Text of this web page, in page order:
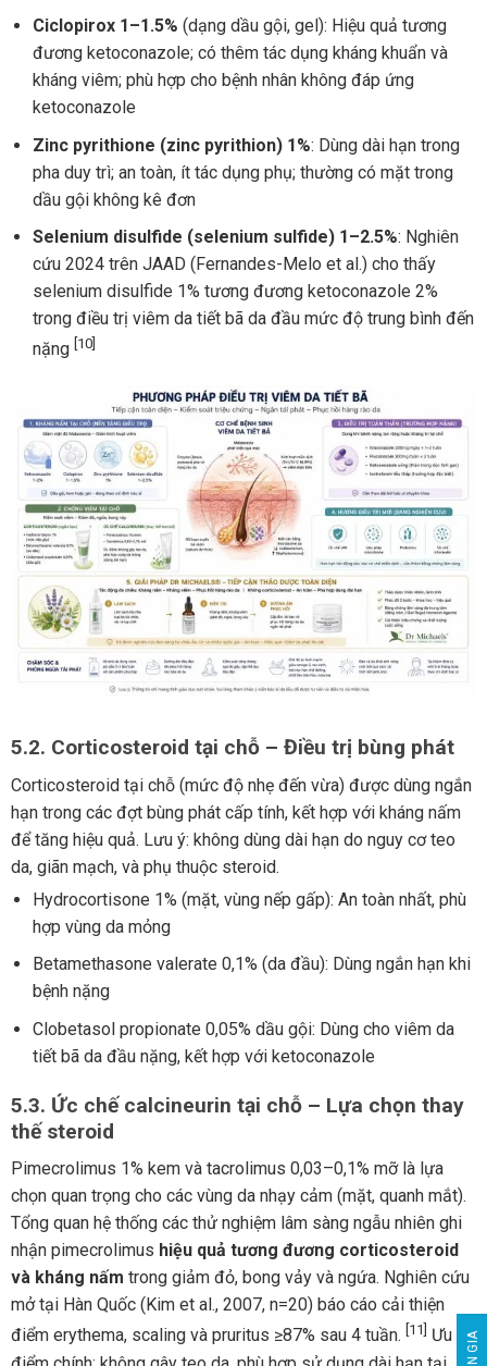
Ciclopirox 1–1.5% (dạng dầu gội, gel): Hiệu quả tương
đương ketoconazole; có thêm tác dụng kháng khuẩn và
kháng viêm; phù hợp cho bệnh nhân không đáp ứng
ketoconazole
Zinc pyrithione (zinc pyrithion) 1%: Dùng dài hạn trong
pha duy trì; an toàn, ít tác dụng phụ; thường có mặt trong
dầu gội không kê đơn
Selenium disulfide (selenium sulfide) 1–2.5%: Nghiên
cứu 2024 trên JAAD (Fernandes-Melo et al.) cho thấy
selenium disulfide 1% tương đương ketoconazole 2%
trong điều trị viêm da tiết bã da đầu mức độ trung bình đến
nặng [10]
5.2. Corticosteroid tại chỗ – Điều trị bùng phát
Corticosteroid tại chỗ (mức độ nhẹ đến vừa) được dùng ngắn
hạn trong các đợt bùng phát cấp tính, kết hợp với kháng nấm
để tăng hiệu quả. Lưu ý: không dùng dài hạn do nguy cơ teo
da, giãn mạch, và phụ thuộc steroid.
Hydrocortisone 1% (mặt, vùng nếp gấp): An toàn nhất, phù
hợp vùng da mỏng
Betamethasone valerate 0,1% (da đầu): Dùng ngắn hạn khi
bệnh nặng
Clobetasol propionate 0,05% dầu gội: Dùng cho viêm da
tiết bã da đầu nặng, kết hợp với ketoconazole
5.3. Ức chế calcineurin tại chỗ – Lựa chọn thay
thế steroid
Pimecrolimus 1% kem và tacrolimus 0,03–0,1% mỡ là lựa
chọn quan trọng cho các vùng da nhạy cảm (mặt, quanh mắt).
Tổng quan hệ thống các thử nghiệm lâm sàng ngẫu nhiên ghi
nhận pimecrolimus hiệu quả tương đương corticosteroid
và kháng nấm trong giảm đỏ, bong vảy và ngứa. Nghiên cứu
mở tại Hàn Quốc (Kim et al., 2007, n=20) báo cáo cải thiện
điểm erythema, scaling và pruritus ≥87% sau 4 tuần. [11]
Ưu